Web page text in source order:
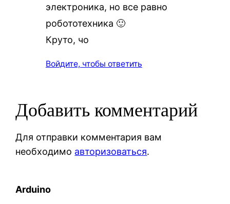
электроника, но все равно
робототехника 🙂
Круто, чо
Войдите, чтобы ответить
Добавить комментарий
Для отправки комментария вам
необходимо авторизоваться.
Arduino